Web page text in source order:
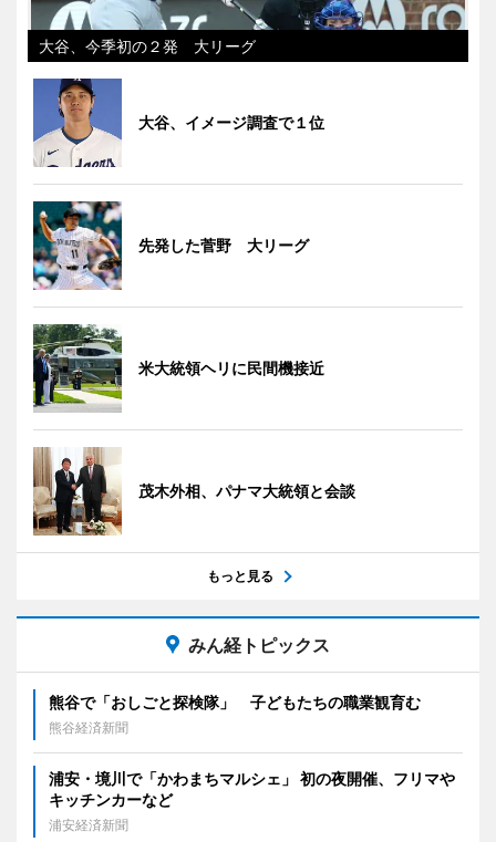
大谷、今季初の２発 大リーグ
大谷、イメージ調査で１位
先発した菅野 大リーグ
米大統領ヘリに民間機接近
茂木外相、パナマ大統領と会談
もっと見る
みん経トピックス
熊谷で「おしごと探検隊」 子どもたちの職業観育む
熊谷経済新聞
浦安・境川で「かわまちマルシェ」 初の夜開催、フリマや
キッチンカーなど
浦安経済新聞